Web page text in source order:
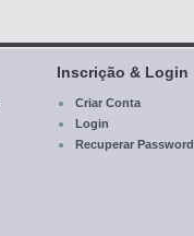
Inscrição & Login
Criar Conta
Login
Recuperar Password